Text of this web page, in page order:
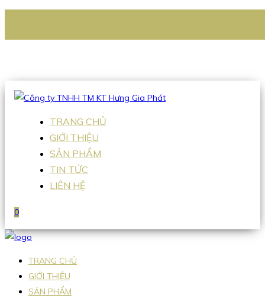
Hotline:0938 336 079
TRANG CHỦ
GIỚI THIỆU
SẢN PHẨM
TIN TỨC
LIÊN HỆ
0
TRANG CHỦ
GIỚI THIỆU
SẢN PHẨM